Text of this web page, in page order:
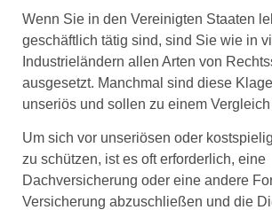
Wenn Sie in den Vereinigten Staaten
geschäftlich tätig sind, sind Sie wie in
Industrieländern allen Arten von
ausgesetzt. Manchmal sind diese
unseriös und sollen zu einem Vergleich
Um sich vor unseriösen oder
zu schützen, ist es oft erforderlich, eine
Dachversicherung oder eine andere
Versicherung abzuschließen und die